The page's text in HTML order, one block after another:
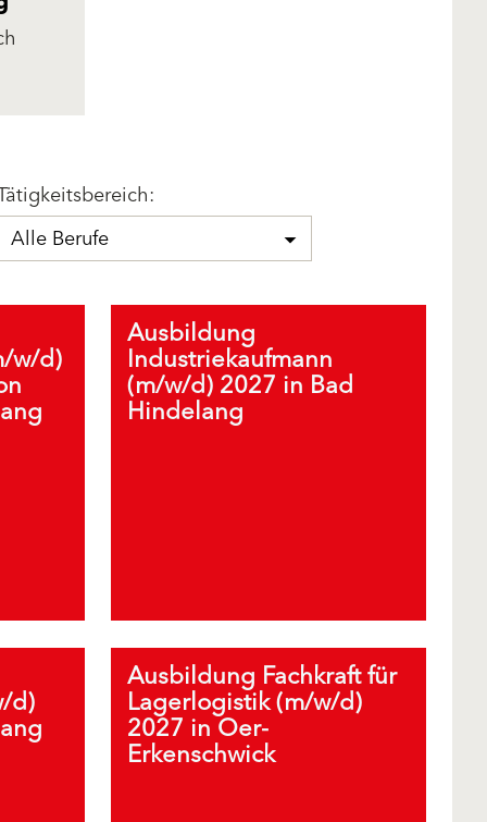
Ort
Alle Berufe
w/d)
Ausbildung
Industriekaufmann
(m/w/d) 2027 in Bad
Hindelang
d)
Ausbildung Fachkraft für
Lagerlogistik (m/w/d)
2027 in Oer-
Erkenschwick